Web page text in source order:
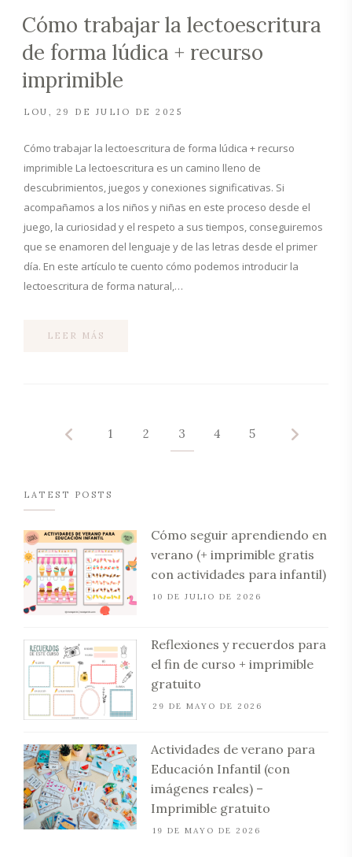
Cómo trabajar la lectoescritura
de forma lúdica + recurso
imprimible
LOU 29 DE JULIO DE 2025
Cómo trabajar la lectoescritura de forma lúdica + recurso
imprimible La lectoescritura es un camino lleno de
descubrimientos, juegos y conexiones significativas. Si
acompañamos a los niños y niñas en este proceso desde el
juego, la curiosidad y el respeto a sus tiempos, conseguiremos
que se enamoren del lenguaje y de las letras desde el primer
día. En este artículo te cuento cómo podemos introducir la
lectoescritura de forma natural,…
LEER MÁS
1 2 3 4 5
LATEST POSTS
Cómo seguir aprendiendo en
verano (+ imprimible gratis
con actividades para infantil)
10 DE JULIO DE 2026
Reflexiones y recuerdos para
el fin de curso + imprimible
gratuito
29 DE MAYO DE 2026
Actividades de verano para
Educación Infantil (con
imágenes reales) –
Imprimible gratuito
19 DE MAYO DE 2026